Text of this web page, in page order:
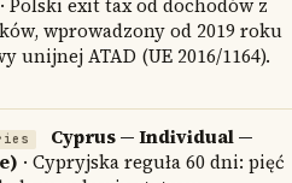
· Polski exit tax od dochodów z
wprowadzony od 2019 roku
ATAD (UE 2016/1164).
Cyprus — Individual —
· Cypryjska reguła 60 dni: pięć